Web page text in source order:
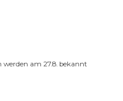
am 27.8. bekannt